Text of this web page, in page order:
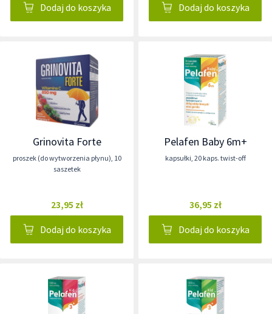
Dodaj do koszyka Dodaj do koszyka
Grinovita Forte
proszek (do wytworzenia płynu), 10
saszetek
23,95 zł
Dodaj do koszyka
Pelafen Baby 6m+
kapsułki, 20 kaps. twist-off
36,95 zł
Dodaj do koszyka